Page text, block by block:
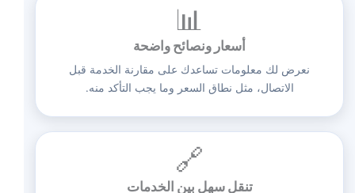
📊
أسعار ونصائح واضحة
نعرض لك معلومات تساعدك على مقارنة الخدمة قبل
الاتصال، مثل نطاق السعر وما يجب التأكد منه.
🔗
تنقل سهل بين الخدمات